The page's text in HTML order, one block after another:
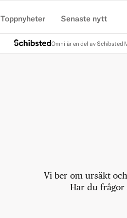
Toppnyheter Senaste nytt
Omni är en del av Schibsted
Vi ber om ursäkt
Har du frågor